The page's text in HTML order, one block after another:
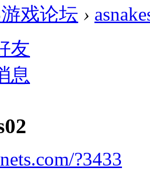
戏论坛 ›
友
息
?3433